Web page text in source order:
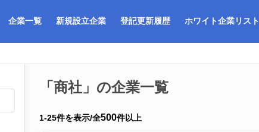
企業一覧 新規設立企業 登記更新履歴 ホワイト企業リスト
「商社」の企業一覧
1-25件を表示/全500件以上